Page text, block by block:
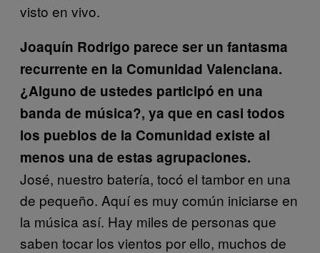
visto en vivo.
Joaquín Rodrigo parece ser un fantasma
recurrente en la Comunidad Valenciana.
¿Alguno de ustedes participó en una
banda de música?, ya que en casi todos
los pueblos de la Comunidad existe al
menos una de estas agrupaciones.
José, nuestro batería, tocó el tambor en una
de pequeño. Aquí es muy común iniciarse en
la música así. Hay miles de personas que
saben tocar los vientos por ello, muchos de